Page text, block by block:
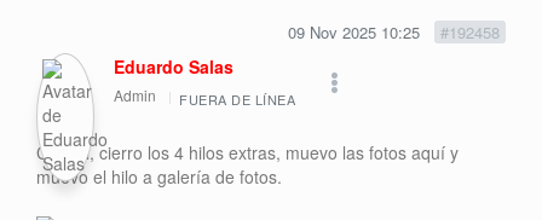
09 Nov 2025 10:25 #192458
Eduardo Salas
Admin FUERA DE LÍNEA
Chuchi, cierro los 4 hilos extras, muevo las fotos aquí y
muevo el hilo a galería de fotos.